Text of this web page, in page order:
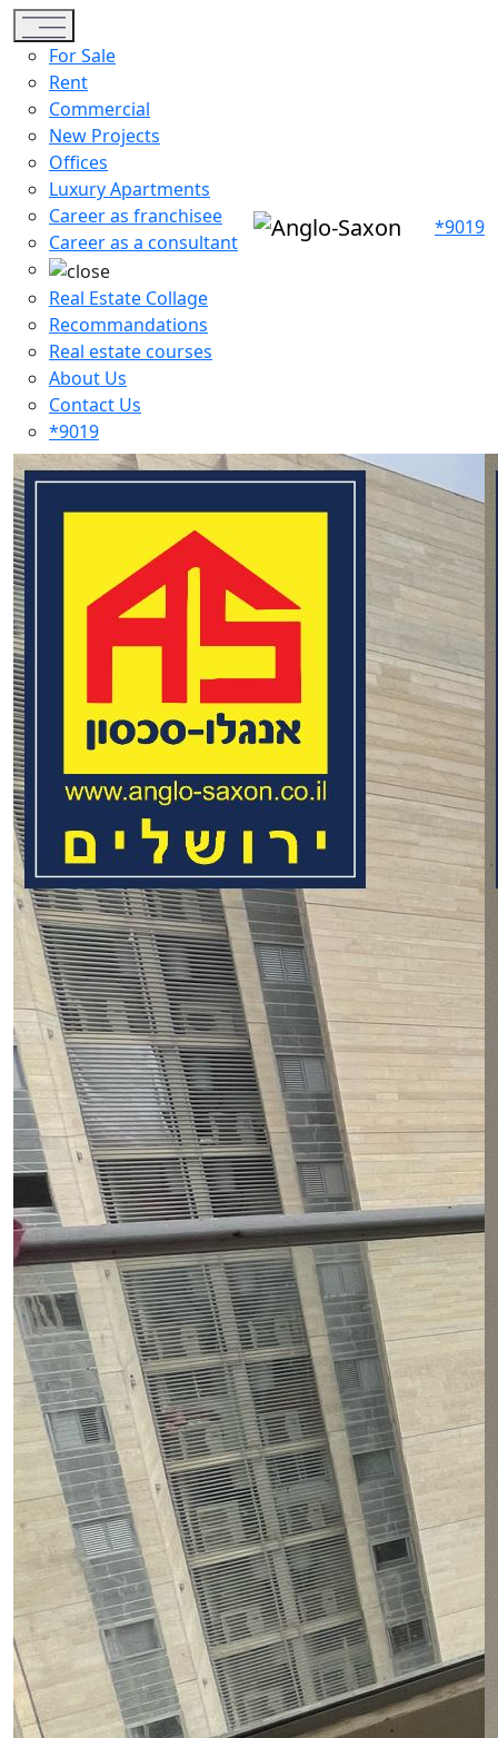
Toggle navigation
For Sale
Rent
Commercial
New Projects
Offices
Luxury Apartments
Career as franchisee
Career as a consultant
Real Estate Collage
Recommandations
Real estate courses
About Us
Contact Us
*9019
*9019